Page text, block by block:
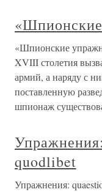
«Шпионские
XVIII столетия
армий, а наряду с
поставленную
шпионаж
quodlibet
Упражнения: